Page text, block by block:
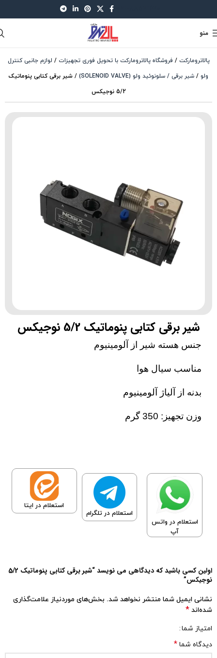
منو
پالاترومارکت / فروشگاه پالاترومارکت با تحویل فوری تجهیزات / لوازم جانبی کنترل
ولو / شیر برقی / سلونوئید ولو (SOLENOID VALVE) / شیر برقی کتابی پنوماتیک
5/2 نوجیکس
شیر برقی کتابی پنوماتیک 5/2 نوجیکس
جنس هسته شیر از آلومینیوم
مناسب سیال هوا
بدنه از آلیاژ آلومینیوم
وزن تجهیز: 350 گرم
استعلام در واتس
آپ
استعلام در تلگرام
استعلام در ایتا
اولین کسی باشید که دیدگاهی می نویسد “شیر برقی کتابی پنوماتیک 5/2
نوجیکس”
نشانی ایمیل شما منتشر نخواهد شد. بخش‌های موردنیاز علامت‌گذاری
شده‌اند *
امتیاز شما
دیدگاه شما *